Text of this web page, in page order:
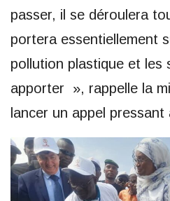
passer, il se déroulera
portera essentiellement
pollution plastique et les
apporter », rappelle la
lancer un appel pressant